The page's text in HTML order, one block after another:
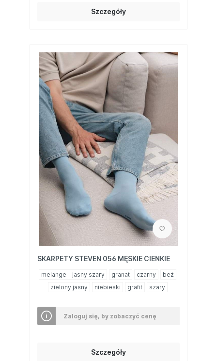
Szczegóły
SKARPETY STEVEN 056 MĘSKIE CIENKIE
melange - jasny szary granat czarny
beż
zielony jasny
niebieski grafit szary
Zaloguj się, by zobaczyć cenę
Szczegóły